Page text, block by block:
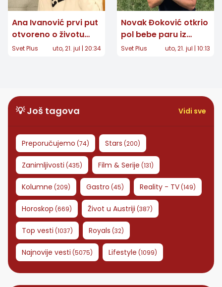
Ana Ivanović prvi put
otvoreno o životu
posle tenisa: "Imala
Svet Plus uto, 21. jul | 20:34
Novak Đoković otkrio
pol bebe paru iz
Velike Britanije:
Svet Plus uto, 21. jul | 10:13
💡 Još tagova Vidi sve
Preporučujemo (74) Stars (200)
Zanimljivosti (435) Film & Serije (131)
Kolumne (209) Gastro (45) Reality - TV(149)
Horoskop (669) Život u Austriji (387)
Top vesti (1037) Royals (32)
Najnovije vesti (5075) Lifestyle (1099)